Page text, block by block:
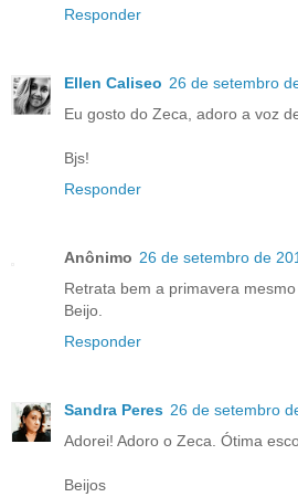
Responder
Ellen Caliseo 26 de setembro
Eu gosto do Zeca, adoro a voz
Bjs!
Responder
Anônimo 26 de setembro de
Retrata bem a primavera mesmo
Beijo.
Responder
Sandra Peres 26 de setembro
Adorei! Adoro o Zeca. Ótima
Beijos